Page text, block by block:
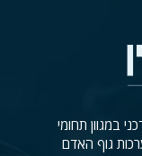
במגוון תחומי
גוף האדם